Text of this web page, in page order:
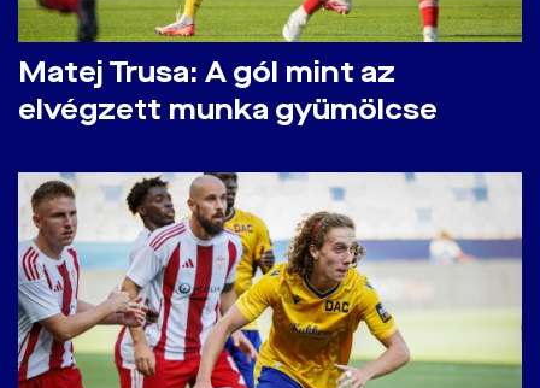
Matej Trusa: A gól mint az
elvégzett munka gyümölcse